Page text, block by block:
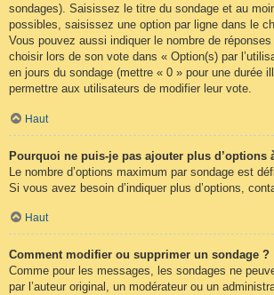
sondages). Saisissez le titre du sondage et au
possibles, saisissez une option par ligne dans le
Vous pouvez aussi indiquer le nombre de réponses
choisir lors de son vote dans « Option(s) par
en jours du sondage (mettre « 0 » pour une durée
permettre aux utilisateurs de modifier leur vote.
Haut
Pourquoi ne puis-je pas ajouter plus d’options
Le nombre d’options maximum par sondage est
Si vous avez besoin d’indiquer plus d’options,
Haut
Comment modifier ou supprimer un sondage ?
Comme pour les messages, les sondages ne
par l’auteur original, un modérateur ou un